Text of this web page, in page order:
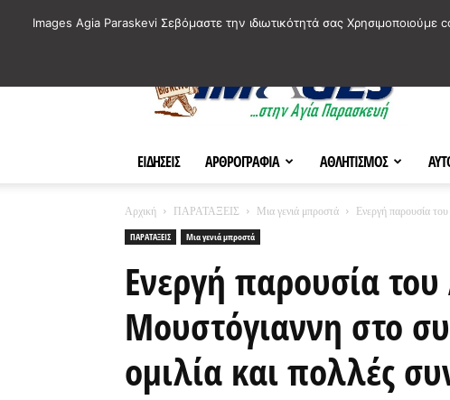
ΕΙΔΗΣΕΙΣ ΑΡΘΡΟΓΡΑΦΙΑ ΑΘΛΗΤΙΣΜΟΣ
Αρχική ΠΑΡΑΤΑΞΕΙΣ Μια γενιά μπροστά
Ενεργή παρουσία
ΠΑΡΑΤΑΞΕΙΣ
Μια γενιά μπροστά
Ενεργή παρουσία
Μουστόγιαννη στο
ομιλία και πολλές
Images Agia Paraskevi Σεβόμαστε την ιδιωτικότητά σας